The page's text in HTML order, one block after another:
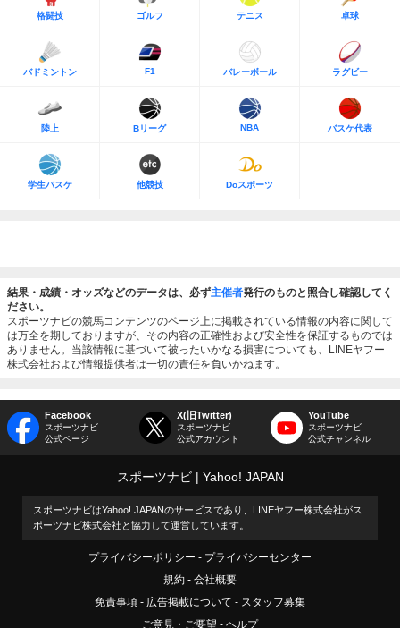
格闘技 ゴルフ テニス 卓球
バドミントン F1 バレーボール ラグビー
陸上 Bリーグ NBA バスケ代表
学生バスケ 他競技 Doスポーツ
結果・成績・オッズなどのデータは、必ず主催者発行のものと照合し確認してく
ださい。
スポーツナビの競馬コンテンツのページ上に掲載されている情報の内容に関して
は万全を期しておりますが、その内容の正確性および安全性を保証するものでは
ありません。当該情報に基づいて被ったいかなる損害についても、LINEヤフー
株式会社および情報提供者は一切の責任を負いかねます。
Facebook
スポーツナビ
公式ページ
X(旧Twitter)
スポーツナビ
公式アカウント
YouTube
スポーツナビ
公式チャンネル
スポーツナビ Yahoo! JAPAN
スポーツナビはYahoo! JAPANのサービスであり、LINEヤフー株式会社がス
ポーツナビ株式会社と協力して運営しています。
プライバシーポリシー
プライバシーセンター
規約
会社概要
免責事項
広告掲載について
スタッフ募集
ご意見・ご要望
ヘルプ